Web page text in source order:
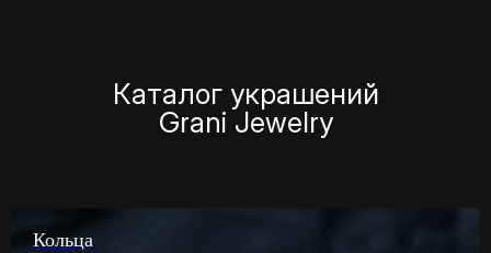
Каталог украшений
Grani Jewelry
Кольца